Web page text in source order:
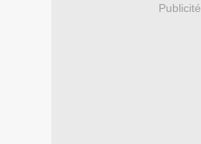
Publicité